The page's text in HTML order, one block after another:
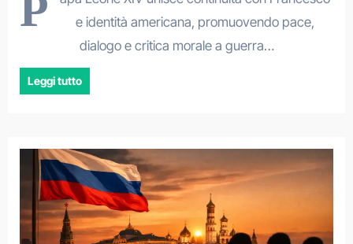
e identità americana, promuovendo pace,
dialogo e critica morale a guerra…
Leggi tutto